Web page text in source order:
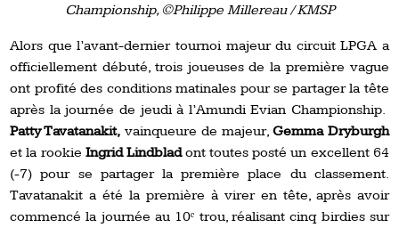
Championship, ©Philippe Millereau / KMSP
Alors que l’avant-dernier tournoi majeur du circuit LPGA a
officiellement débuté, trois joueuses de la première vague
ont profité des conditions matinales pour se partager la tête
après la journée de jeudi à l’Amundi Evian Championship.
Patty Tavatanakit, vainqueure de majeur, Gemma Dryburgh
et la rookie Ingrid Lindbladont toutes posté un excellent 64
(-7) pour se partager la première place du classement.
Tavatanakit a été la première à virer en tête, après avoir
commencé la journée au 10ᵉ trou, réalisant cinq birdies sur